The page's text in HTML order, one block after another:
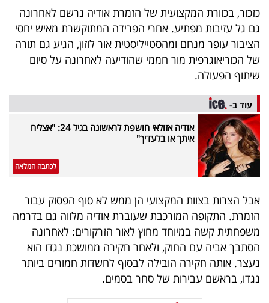
40
UNDER
40
שיתופי
פעולה
דרושים
ניוזלטרים
מייל
אדום
כזכור, בכוורת המקצועית של הזמרת אודיה נרשם לאחרונה
גם גל עזיבות מפתיע. אחרי הפרידה המתוקשרת מאיש יחסי
הציבור עופר מנחם ומהסטייליסטית אור לוזון, הגיע גם תורה
של הכוריאוגרפית מור חממי שהודיעה לאחרונה על סיום
שיתוף הפעולה.
עוד ב-
אודיה אזולאי חושפת לראשונה בגיל 24: "אצליח
איתך או בלעדיך"
לכתבה המלאה
אבל הצרות בצוות המקצועי הן ממש לא סוף הפסוק עבור
הזמרת. התקופה המורכבת שעוברת אודיה מלווה גם בדרמה
משפחתית קשה במיוחד מחוץ לאור הזרקורים: לאחרונה
הסתבך אביה עם החוק, ולאחר חקירה ממושכת נגדו הוא
נעצר. אותה חקירה הובילה לבסוף לחשדות חמורים ביותר
נגדו, בראשם עבירות של סחר בסמים.